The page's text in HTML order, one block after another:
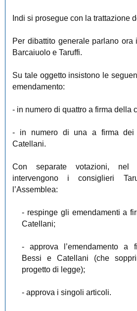
Indi si prosegue con la trattazione
Per dibattito generale parlano ora
Barcaiuolo e Taruffi.
Su tale oggetto insistono le
emendamento:
- in numero di quattro a firma della
- in numero di una a firma dei
Catellani.
Con separate votazioni, nel
intervengono i consiglieri
l’Assemblea:
- respinge gli emendamenti a
Catellani;
- approva l’emendamento a
Bessi e Catellani (che
progetto di legge);
- approva i singoli articoli.